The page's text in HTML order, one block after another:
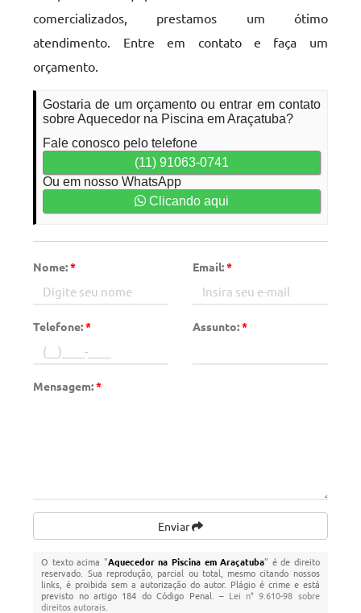
comercializados, prestamos um ótimo
atendimento. Entre em contato e faça um
orçamento.
Gostaria de um orçamento ou entrar em contato
sobre Aquecedor na Piscina em Araçatuba?
Fale conosco pelo telefone
(11) 91063-0741
Ou em nosso WhatsApp
Clicando aqui
Nome:* Email:*
Telefone:* Assunto:*
Mensagem:*
Enviar
O texto acima "Aquecedor na Piscina em Araçatuba" é de direito
reservado. Sua reprodução, parcial ou total, mesmo citando nossos
links, é proibida sem a autorização do autor. Plágio é crime e está
previsto no artigo 184 do Código Penal. – Lei n° 9.610-98 sobre
direitos autorais